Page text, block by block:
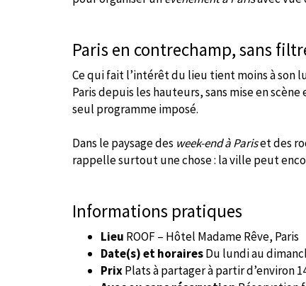
Paris en contrechamp, sans
Ce qui fait l’intérêt du lieu tient moins à son
Paris depuis les hauteurs, sans mise en
seul programme imposé.
Dans le paysage des week-end à Pariset des
rappelle surtout une chose : la ville peut
Informations pratiques
Lieu ROOF – Hôtel Madame Rêve, Paris
Date(s) et horairesDu lundi au
PrixPlats à partager à partir d’environ